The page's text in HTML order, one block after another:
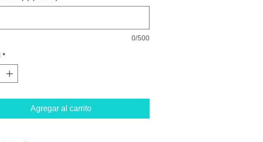
0/500
*
Agregar al carrito